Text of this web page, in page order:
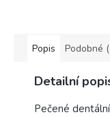
Popis Podobné
Detailní
Pečené